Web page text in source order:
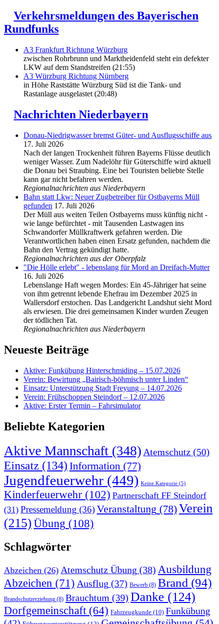
Verkehrsmeldungen des Bayerischen
Rundfunks
A3 Frankfurt Richtung Würzburg
zwischen Rohrbrunn und Marktheidenfeld steht ein defekter
LKW auf dem Standstreifen (21:55)
A3 Würzburg Richtung Nürnberg
in Höhe Raststätte Würzburg Süd ist die Tank- und
Rastanlage ausgelastet (20:48)
Nachrichten Niederbayern
Donau-Niedrigwasser bremst Güter- und Ausflugsschiffe aus
17. Juli 2026
Nach der langen Trockenheit führen Bayerns Flüsse deutlich
weniger Wasser. Zum Nadelöhr für Güterschiffe wird aktuell
die Donau bei Straubing. Eine bei Touristen beliebte Stelle
kann gar nicht befahren werden.
Regionalnachrichten aus Niederbayern
Bahn statt Lkw: Neuer Zugbetreiber für Ostbayerns Müll
gefunden 17. Juli 2026
Der Müll aus weiten Teilen Ostbayerns muss künftig nicht -
wie lange befürchtet - mit Tausenden Lastwagen ins
Schwandorfer Müllkraftwerk gefahren werden. Die
Verantwortlichen haben einen Ersatz gefunden, nachdem die
Bahn den Vertrag gekündigt hatte.
Regionalnachrichten aus der Oberpfalz
"Die Hölle erlebt" - lebenslang für Mord an Dreifach-Mutter
16. Juli 2026
Lebenslange Haft wegen Mordes: Ein 45-Jähriger hat seine
von ihm getrennt lebende Ehefrau im Dezember 2025 in
Wallersdorf erstochen. Das Landgericht Landshut sieht Mord
als erwiesen. Die drei gemeinsamen Kinder wurden Zeugen
der tödlichen Tat.
Regionalnachrichten aus Niederbayern
Neueste Beiträge
Aktive: Funkübung Hinterschmiding – 15.07.2026
Verein: Bewirtung „Bairisch-böhmisch unter Linden“
Einsatz: Unterstützung Stadt Freyung – 14.07.2026
Verein: Frühschoppen Steindorf – 12.07.2026
Aktive: Erster Termin – Fahrsimulator
Beliebte Kategorien
Aktive Mannschaft (348) Atemschutz (50)
Einsatz (134) Information (77)
Jugendfeuerwehr (449) Keine Kategorie (5)
Kinderfeuerwehr (102) Partnerschaft FF Steindorf
(31) Pressemeldung (36)Veranstaltung (78)Verein
(215)Übung (108)
Schlagwörter
Abzeichen (26) Atemschutz Übung (38) Ausbildung
Abzeichen (71) Ausflug (37) Bewerb (8) Brand (94)
Brandschutzerziehung (8) Brauchtum (39) Danke (124)
Dorfgemeinschaft(64) Fahrzeugkunde (10) Funkübung